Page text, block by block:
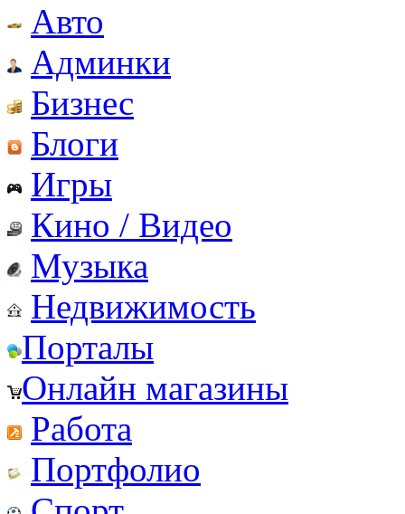
Авто
Админки
Бизнес
Блоги
Игры
Кино / Видео
Музыка
Недвижимость
Порталы
Онлайн магазины
Работа
Портфолио